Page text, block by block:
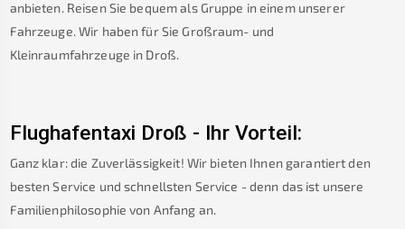
anbieten. Reisen Sie bequem als Gruppe in einem unserer
Fahrzeuge. Wir haben für Sie Großraum- und
Kleinraumfahrzeuge in Droß.
Flughafentaxi Droß - Ihr Vorteil:
Ganz klar: die Zuverlässigkeit! Wir bieten Ihnen garantiert den
besten Service und schnellsten Service - denn das ist unsere
Familienphilosophie von Anfang an.